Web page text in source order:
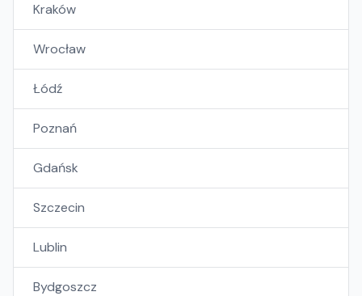
Kraków
Wrocław
Łódź
Poznań
Gdańsk
Szczecin
Lublin
Bydgoszcz